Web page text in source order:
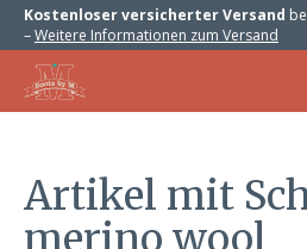
Kostenloser versicherter Versand
–Weitere Informationen zum Versand
Artikel mit
merino wool